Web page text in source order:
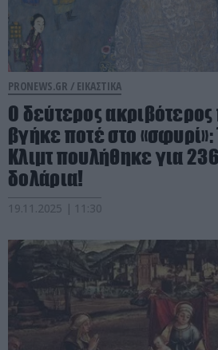
PRONEWS.GR / ΕΙΚΑΣΤΙΚΑ
Ο δεύτερος
βγήκε ποτέ στο
Κλιμτ πουλήθηκε για
δολάρια!
19.11.2025 | 11:30